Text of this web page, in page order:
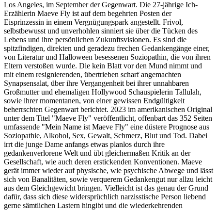
Los Angeles, im September der Gegenwart. Die 27-jährige Ich-
Erzählerin Maeve Fly ist auf dem begehrten Posten der
Eisprinzessin in einem Vergnügungspark angestellt. Frivol,
selbstbewusst und unverhohlen sinniert sie über die Tücken des
Lebens und ihre persönlichen Zukunftsvisionen. Es sind die
spitzfindigen, direkten und geradezu frechen Gedankengänge einer,
von Literatur und Halloween besessenen Soziopathin, die von ihren
Eltern verstoßen wurde. Die kein Blatt vor den Mund nimmt und
mit einem resignierenden, übertrieben scharf angemachten
Synapsensalat, über ihre Vergangenheit bei ihrer unnahbaren
Großmutter und ehemaligen Hollywood Schauspielerin Tallulah,
sowie ihrer momentanen, von einer gewissen Endgültigkeit
beherrschten Gegenwart berichtet. 2023 im amerikanischen Original
unter dem Titel "Maeve Fly" veröffentlicht, offenbart das 352 Seiten
umfassende "Mein Name ist Maeve Fly" eine düstere Prognose aus
Soziopathie, Alkohol, Sex, Gewalt, Schmerz, Blut und Tod. Dabei
irrt die junge Dame anfangs etwas planlos durch ihre
gedankenverlorene Welt und übt gleichermaßen Kritik an der
Gesellschaft, wie auch deren erstickenden Konventionen. Maeve
gerät immer wieder auf physische, wie psychische Abwege und lässt
sich von Banalitäten, sowie verquerem Gedankengut nur allzu leicht
aus dem Gleichgewicht bringen. Vielleicht ist das genau der Grund
dafür, dass sich diese widersprüchlich narzisstische Person liebend
gerne sämtlichen Lastern hingibt und die wiederkehrenden